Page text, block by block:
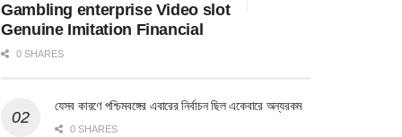
Gambling enterprise Video slot
Genuine Imitation Financial
0 SHARES
যেসব কারণে পশ্চিমবঙ্গের এবারের নির্বাচন ছিল একেবারে অন্যরকম
0 SHARES